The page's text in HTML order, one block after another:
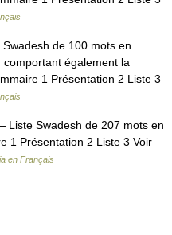
de 100 mots en
également la
1 Présentation 2 Liste 3
Liste Swadesh de 207 mots en
1 Présentation 2 Liste 3 Voir
en Français